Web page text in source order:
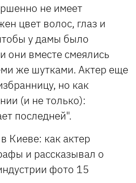
не имеет
цвет волос, глаз и
у дамы было
они вместе смеялись
же шутками. Актер еще
но как
(и не только):
последней".